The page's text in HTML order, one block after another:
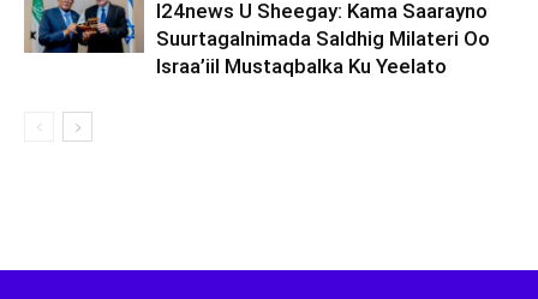
I24news U Sheegay: Kama Saarayno
Suurtagalnimada Saldhig Milateri Oo
Israa’iil Mustaqbalka Ku Yeelato